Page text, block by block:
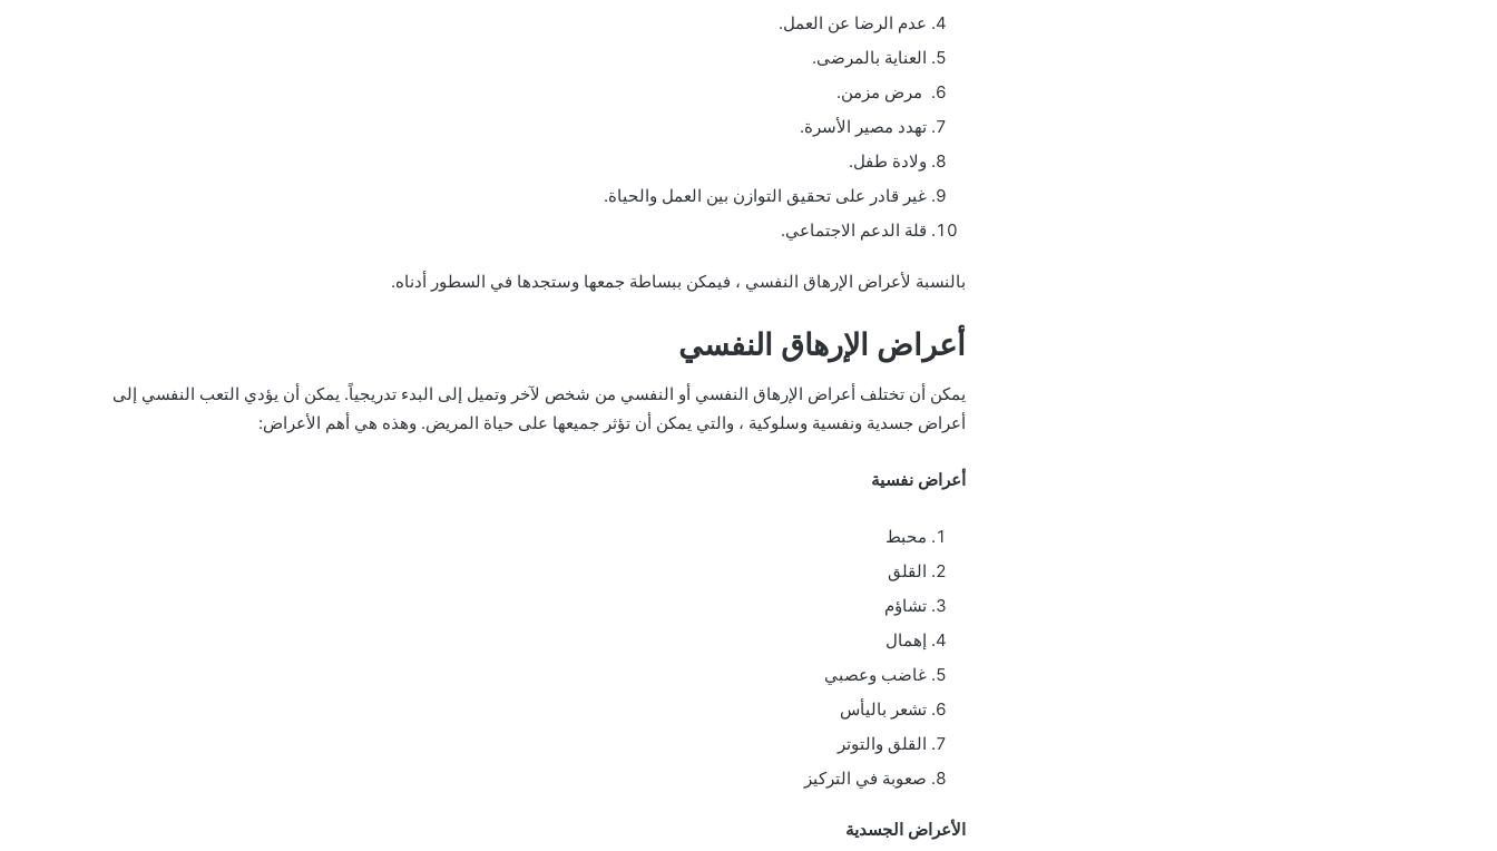
عدم الرضا عن العمل.
العناية بالمرضى.
مرض مزمن.
تهدد مصير الأسرة.
ولادة طفل.
غير قادر على تحقيق التوازن بين العمل والحياة.
قلة الدعم الاجتماعي.
بالنسبة لأعراض الإرهاق النفسي ، فيمكن ببساطة جمعها وستجدها في السطور أدناه.
أعراض الإرهاق النفسي
يمكن أن تختلف أعراض الإرهاق النفسي أو النفسي من شخص لآخر وتميل إلى البدء تدريجياً. يمكن أن يؤدي التعب النفسي إلى
أعراض جسدية ونفسية وسلوكية ، والتي يمكن أن تؤثر جميعها على حياة المريض. وهذه هي أهم الأعراض:
أعراض نفسية
محبط
القلق
تشاؤم
إهمال
غاضب وعصبي
تشعر باليأس
القلق والتوتر
صعوبة في التركيز
الأعراض الجسدية